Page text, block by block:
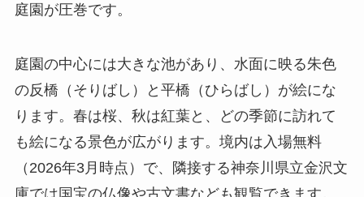
庭園が圧巻です。
庭園の中心には大きな池があり、水面に映る朱色
の反橋（そりばし）と平橋（ひらばし）が絵にな
ります。春は桜、秋は紅葉と、どの季節に訪れて
も絵になる景色が広がります。境内は入場無料
（2026年3月時点）で、隣接する神奈川県立金沢文